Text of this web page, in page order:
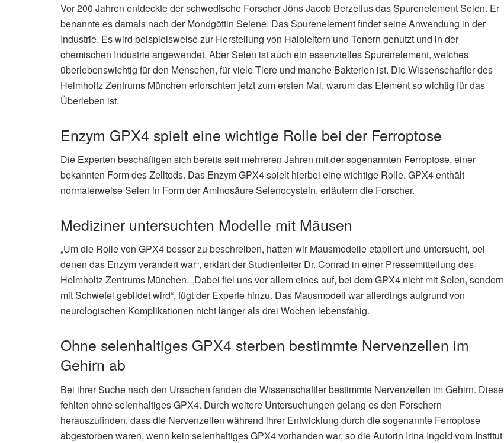
Vor 200 Jahren entdeckte der schwedische Forscher Jöns Jacob Berzelius das Spurenelement Selen. Er
benannte es damals nach der Mondgöttin Selene. Das Spurenelement findet seine Anwendung in der
Industrie. Es wird beispielsweise zur Herstellung von Halbleitern und Tonern genutzt und in der
chemischen Industrie angewendet. Aber Selen ist auch ein essenzielles Spurenelement, welches
überlebenswichtig für den Menschen, für viele Tiere und manche Bakterien ist. Die Wissenschaftler des
Helmholtz Zentrums München erforschten jetzt zum ersten Mal, warum das Element so wichtig für das
Überleben ist.
Enzym GPX4 spielt eine wichtige Rolle bei der Ferroptose
Die Experten beschäftigen sich bereits seit mehreren Jahren mit der sogenannten Ferroptose, einer
bekannten Form des Zelltods. Das Enzym GPX4 spielt hierbei eine wichtige Rolle. GPX4 enthält
normalerweise Selen in Form der Aminosäure Selenocystein, erläutern die Forscher.
Mediziner untersuchten Modelle mit Mäusen
„Um die Rolle von GPX4 besser zu beschreiben, hatten wir Mausmodelle etabliert und untersucht, bei
denen das Enzym verändert war“, erklärt der Studienleiter Dr. Conrad in einer Pressemitteilung des
Helmholtz Zentrums München. „Dabei fiel uns vor allem eines auf, bei dem GPX4 nicht mit Selen, sondern
mit Schwefel gebildet wird“, fügt der Experte hinzu. Das Mausmodell war allerdings aufgrund von
neurologischen Komplikationen nicht länger als drei Wochen lebensfähig.
Ohne selenhaltiges GPX4 sterben bestimmte Nervenzellen im
Gehirn ab
Bei ihrer Suche nach den Ursachen fanden die Wissenschaftler bestimmte Nervenzellen im Gehirn. Diese
fehlten ohne selenhaltiges GPX4. Durch weitere Untersuchungen gelang es den Forschern
herauszufinden, dass die Nervenzellen während ihrer Entwicklung durch die sogenannte Ferroptose
abgestorben waren, wenn kein selenhaltiges GPX4 vorhanden war, so die Autorin Irina Ingold vom Institut